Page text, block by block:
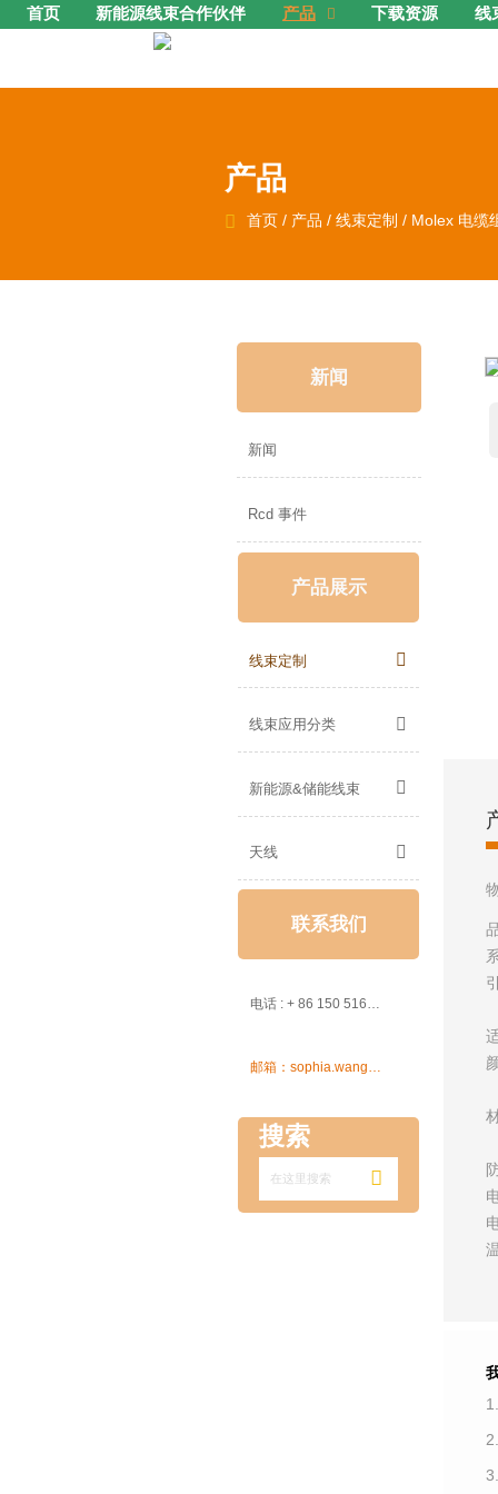
首页 新能源线束合作伙伴 产品  下载资源 线
产品
 首页/ 产品 / 线束定制 / Molex 电缆
新闻
新闻
Rcd 事件
产品展示
线束定制 
线束应用分类 
新能源&储能线束 
天线 
联系我们
电话 : + 86 150 5162 5639

搜索
